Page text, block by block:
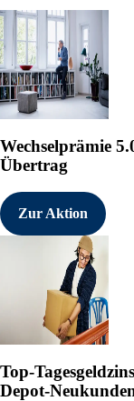
Wechselprämie
Übertrag
Zur Aktion
Top-
Depot-